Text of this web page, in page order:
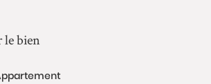
sur le site Géorisques :
bien